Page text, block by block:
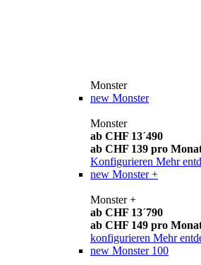
Monster
new Monster
Monster
ab CHF 13´490
ab CHF 139 pro
Konfigurieren Mehr
new Monster +
Monster +
ab CHF 13´790
ab CHF 149 pro
konfigurieren Mehr
new Monster 100